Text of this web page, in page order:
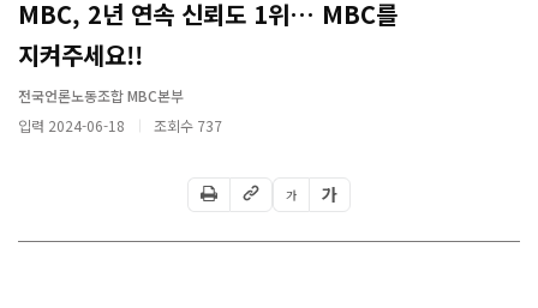
MBC, 2년 연속 신뢰도 1위… MBC를
지켜주세요!!
전국언론노동조합 MBC본부
입력 2024-06-18
조회수 737
가 가